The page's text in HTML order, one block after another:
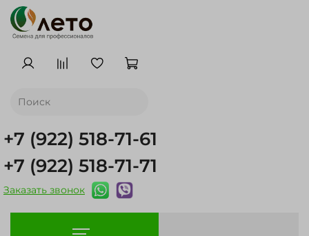
+7 (922) 518-71-61
+7 (922) 518-71-71
Заказать звонок